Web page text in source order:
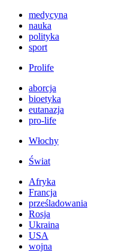
medycyna
nauka
polityka
sport
Prolife
aborcja
bioetyka
eutanazja
pro-life
Włochy
Świat
Afryka
Francja
prześladowania
Rosja
Ukraina
USA
wojna